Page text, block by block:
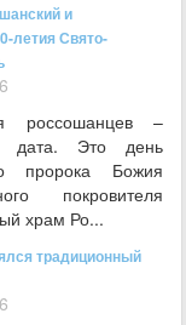
и
летия Свято-
россошанцев –
дата. Это день
пророка Божия
покровителя
храм Ро...
традиционный